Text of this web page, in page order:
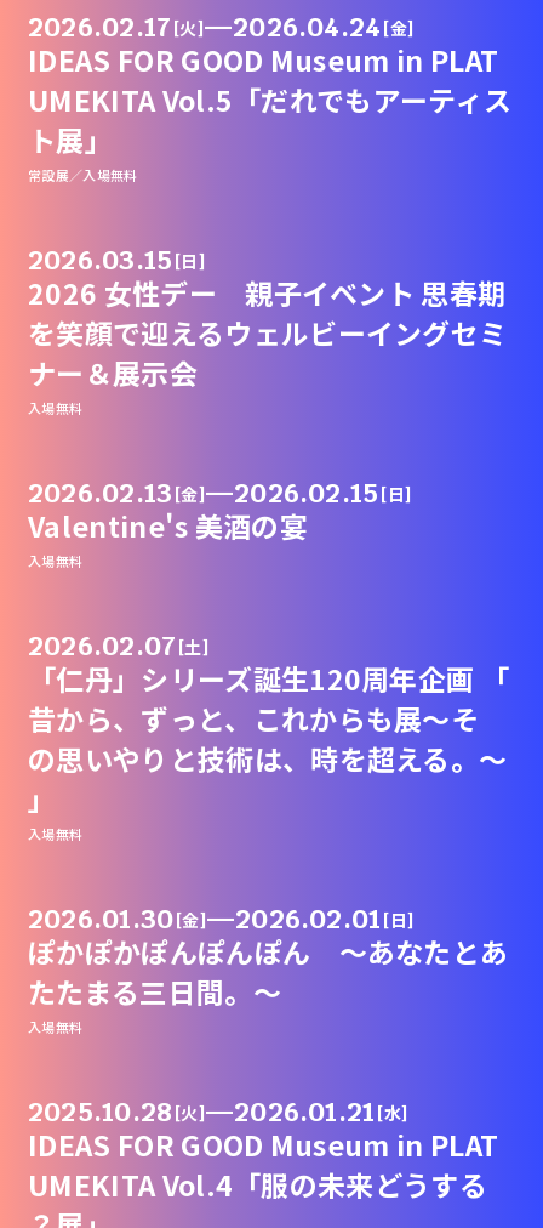
2026.02.17 [火] —2026.04.24 [金]
IDEAS FOR GOOD Museum in PLAT
UMEKITA Vol.5「だれでもアーティス
ト展」
常設展／入場無料
2026.03.15 [日]
2026 女性デー 親子イベント 思春期
を笑顔で迎えるウェルビーイングセミ
ナー＆展示会
入場無料
2026.02.13 [金] —2026.02.15 [日]
Valentine's 美酒の宴
入場無料
2026.02.07 [土]
「仁丹」シリーズ誕生120周年企画 「
昔から、ずっと、これからも展～そ
の思いやりと技術は、時を超える。～
」
入場無料
2026.01.30 [金] —2026.02.01 [日]
ぽかぽかぽんぽんぽん 〜あなたとあ
たたまる三日間。〜
入場無料
2025.10.28 [火] —2026.01.21 [水]
IDEAS FOR GOOD Museum in PLAT
UMEKITA Vol.4「服の未来どうする